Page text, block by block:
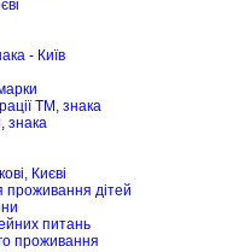
- Київ
ТМ, знака
знака
Києві
проживання дітей
питань
проживання